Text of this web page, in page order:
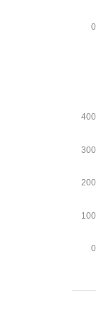
0
0
100
200
300
400